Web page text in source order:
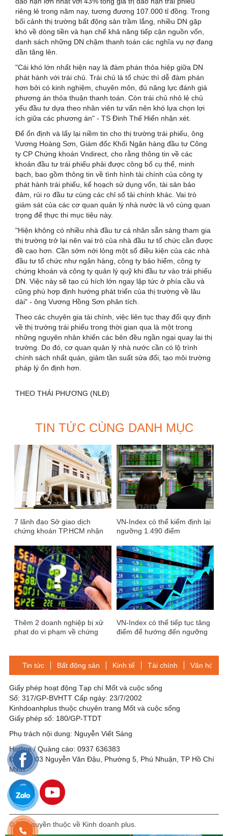
riêng lẻ trong năm nay, tương đương 107.000 tỉ đồng. Trong
bối cảnh thị trường bất động sản trầm lắng, nhiều DN gặp
khó về dòng tiền và hạn chế khả năng tiếp cận nguồn vốn,
danh sách những DN chậm thanh toán các nghĩa vụ nợ đang
dần tăng lên.
"Cái khó lớn nhất hiện nay là đàm phán thỏa hiệp giữa DN
phát hành với trái chủ. Trái chủ là tổ chức thì dễ đàm phán
hơn bởi có kinh nghiệm, chuyên môn, đủ năng lực đánh giá
phương án thỏa thuận thanh toán. Còn trái chủ nhỏ lẻ chủ
yếu đầu tư dựa theo nhân viên tư vấn nên khó lựa chọn lợi
ích giữa các phương án" - TS Đinh Thế Hiển nhận xét.
Để ổn định và lấy lại niềm tin cho thị trường trái phiếu, ông
Vương Hoàng Sơn, Giám đốc Khối Ngân hàng đầu tư Công
ty CP Chứng khoán Vndirect, cho rằng thông tin về các
khoản đầu tư trái phiếu phải được công bố cụ thể, minh
bạch, bao gồm thông tin về tình hình tài chính của công ty
phát hành trái phiếu, kế hoạch sử dụng vốn, tài sản bảo
đảm, rủi ro đầu tư cùng các chỉ số tài chính khác. Vai trò
giám sát của các cơ quan quản lý nhà nước là vô cùng quan
trọng để thực thi mục tiêu này.
"Hiện không có nhiều nhà đầu tư cá nhân sẵn sàng tham gia
thị trường trở lại nên vai trò của nhà đầu tư tổ chức cần được
đề cao hơn. Cần sớm nới lỏng một số điều kiện của các nhà
đầu tư tổ chức như ngân hàng, công ty bảo hiểm, công ty
chứng khoán và công ty quản lý quỹ khi đầu tư vào trái phiếu
DN. Việc này sẽ tạo cú hích lớn ngay lập tức ở phía cầu và
cũng phù hợp định hướng phát triển của thị trường về lâu
dài" - ông Vương Hồng Sơn phân tích.
Theo các chuyên gia tài chính, việc liên tục thay đổi quy định
về thị trường trái phiếu trong thời gian qua là một trong
những nguyên nhân khiến các bên đều ngần ngại quay lại thị
trường. Do đó, cơ quan quản lý nhà nước cần có lộ trình
chính sách nhất quán, giảm tần suất sửa đổi, tạo môi trường
pháp lý ổn định hơn.
THEO THÁI PHƯƠNG (NLĐ)
TIN TỨC CÙNG DANH MỤC
7 lãnh đạo Sở giao dịch
chứng khoán TP.HCM nhận
năm 2018
VN-Index có thể kiểm định lại
ngưỡng 1.490 điểm
Thêm 2 doanh nghiệp bị xử
phạt do vi phạm về chứng
VN-Index có thể tiếp tục tăng
điểm để hướng đến ngưỡng
Tin tức Bất động sản Kinh tế Tài chính Văn hóa-
Giấy phép hoạt động Tạp chí Mốt và cuộc sống
Số: 317/GP-BVHTT Cấp ngày: 23/7/2002
Kinhdoanhplus thuộc chuyên trang Mốt và cuộc sống
Giấy phép số: 180/GP-TTDT
Phụ trách nội dung: Nguyễn Viết Sáng
Hotline / Quảng cáo: 0937 636383
Địa chỉ: 03 Nguyễn Văn Đậu, Phường 5, Phú Nhuận, TP Hồ Chí
Minh
© Bản quyền thuộc về Kinh doanh plus.